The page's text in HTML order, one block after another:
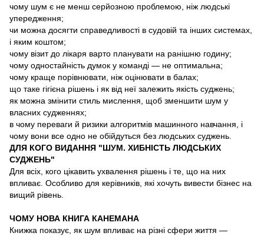
чому шум є не менш серйозною проблемою, ніж людські
упередження;
чи можна досягти справедливості в судовій та інших системах,
і яким коштом;
чому візит до лікаря варто планувати на ранішню годину;
чому одностайність думок у команді — не оптимальна;
чому краще порівнювати, ніж оцінювати в балах;
що таке гігієна рішень і як від неї залежить якість суджень;
як можна змінити стиль мислення, щоб зменшити шум у
власних судженнях;
в чому переваги й ризики алгоритмів машинного навчання, і
чому вони все одно не обійдуться без людських суджень.
ДЛЯ КОГО ВИДАННЯ "ШУМ. ХИБНІСТЬ ЛЮДСЬКИХ
СУДЖЕНЬ"
Для всіх, кого цікавить ухвалення рішень і те, що на них
впливає. Особливо для керівників, які хочуть вивести бізнес на
вищий рівень.
ЧОМУ НОВА КНИГА КАНЕМАНА
Книжка показує, як шум впливає на різні сфери життя —